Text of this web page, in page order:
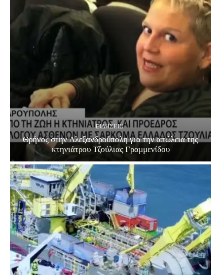
EΙΔΗΣΕΙΣ
Θρήνος στην Αλεξανδρούπολη για την απώλεια της
κτηνιάτρου Τζούλιας Γραμμενίδου